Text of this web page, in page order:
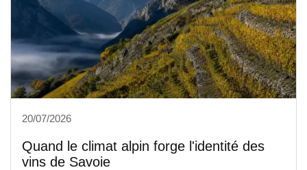
20/07/2026
Quand le climat alpin forge l'identité des
vins de Savoie